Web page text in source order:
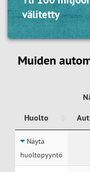
välitetty
Muiden
Huolto
Huolto
Näytä
huoltopyyntö